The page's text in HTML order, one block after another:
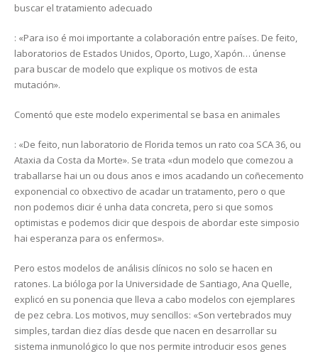
buscar el tratamiento adecuado
: «Para iso é moi importante a colaboración entre países. De feito,
laboratorios de Estados Unidos, Oporto, Lugo, Xapón… únense
para buscar de modelo que explique os motivos de esta
mutación».
Comentó que este modelo experimental se basa en animales
: «De feito, nun laboratorio de Florida temos un rato coa SCA 36, ou
Ataxia da Costa da Morte». Se trata «dun modelo que comezou a
traballarse hai un ou dous anos e imos acadando un coñecemento
exponencial co obxectivo de acadar un tratamento, pero o que
non podemos dicir é unha data concreta, pero si que somos
optimistas e podemos dicir que despois de abordar este simposio
hai esperanza para os enfermos».
Pero estos modelos de análisis clínicos no solo se hacen en
ratones. La bióloga por la Universidade de Santiago, Ana Quelle,
explicó en su ponencia que lleva a cabo modelos con ejemplares
de pez cebra. Los motivos, muy sencillos: «Son vertebrados muy
simples, tardan diez días desde que nacen en desarrollar su
sistema inmunológico lo que nos permite introducir esos genes